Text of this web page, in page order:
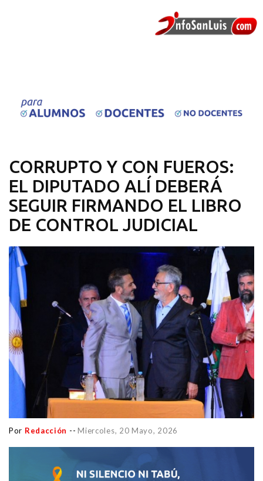
CORRUPTO Y CON FUEROS:
EL DIPUTADO ALÍ DEBERÁ
SEGUIR FIRMANDO EL LIBRO
DE CONTROL JUDICIAL
Por Redacción -- Miercoles, 20 Mayo, 2026